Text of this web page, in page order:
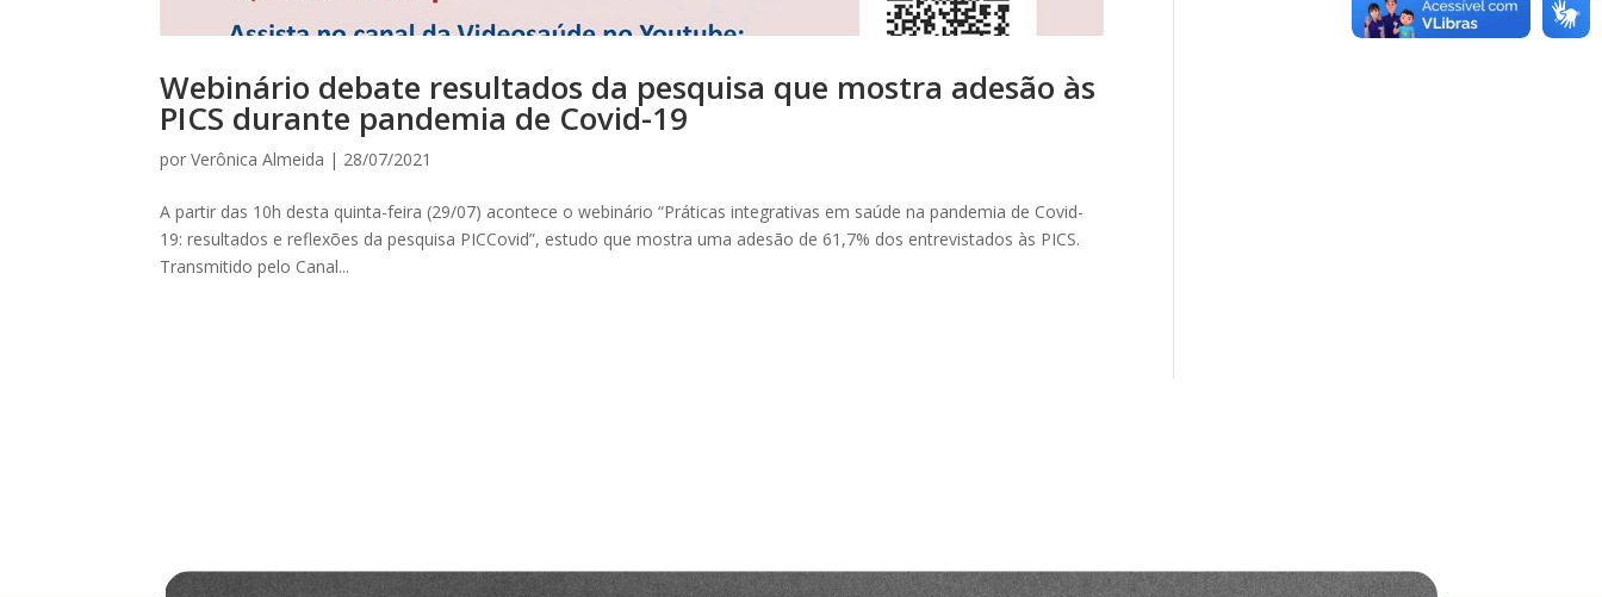
Webinário debate resultados da pesquisa que mostra adesão às
PICS durante pandemia de Covid-19
porVerônica Almeida | 28/07/2021
A partir das 10h desta quinta-feira (29/07) acontece o webinário “Práticas integrativas em saúde na pandemia de Covid-
19: resultados e reflexões da pesquisa PICCovid”, estudo que mostra uma adesão de 61,7% dos entrevistados às PICS.
Transmitido pelo Canal...